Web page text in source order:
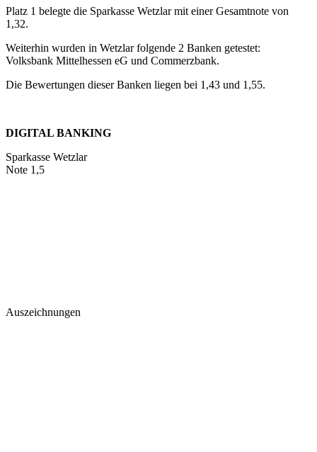
Platz 1 belegte die Sparkasse Wetzlar mit einer Gesamtnote von
1,32.
Weiterhin wurden in Wetzlar folgende 2 Banken getestet:
Volksbank Mittelhessen eG und Commerzbank.
Die Bewertungen dieser Banken liegen bei 1,43 und 1,55.
DIGITAL BANKING
Sparkasse Wetzlar
Note 1,5
Auszeichnungen